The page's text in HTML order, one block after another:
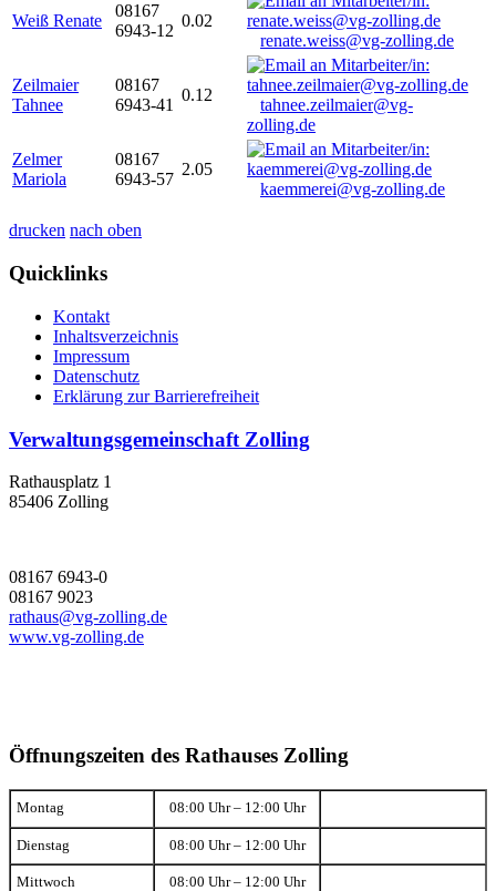
Weiß Renate
08167
6943-12
0.02
renate.weiss@vg-zolling.de
Zeilmaier
Tahnee
08167
6943-41
0.12
tahnee.zeilmaier@vg-
zolling.de
Zelmer
Mariola
08167
6943-57
2.05
kaemmerei@vg-zolling.de
drucken nach oben
Quicklinks
Kontakt
Inhaltsverzeichnis
Impressum
Datenschutz
Erklärung zur Barrierefreiheit
Verwaltungsgemeinschaft Zolling
Rathausplatz 1
85406 Zolling
08167 6943-0
08167 9023
rathaus@vg-zolling.de
www.vg-zolling.de
Öffnungszeiten des Rathauses Zolling
Montag 08:00 Uhr – 12:00 Uhr
Dienstag 08:00 Uhr – 12:00 Uhr
Mittwoch 08:00 Uhr – 12:00 Uhr